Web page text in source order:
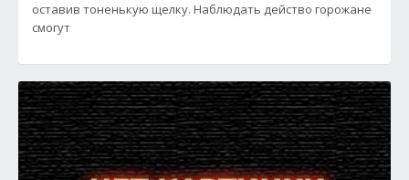
оставив тоненькую щелку. Наблюдать действо горожане
смогут